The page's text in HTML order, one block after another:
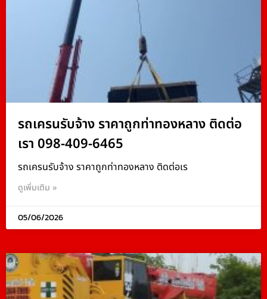
รถเครนรับจ้าง ราคาถูกท่าทองหลาง ติดต่อ
เรา 098-409-6465
รถเครนรับจ้าง ราคาถูกท่าทองหลาง ติดต่อเร
ดูเพิ่มเติม »
05/06/2026